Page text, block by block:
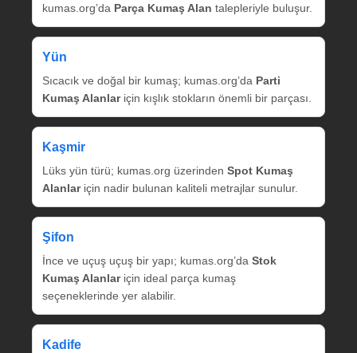
kumas.org’da Parça Kumaş Alan talepleriyle buluşur.
Yün
Sıcacık ve doğal bir kumaş; kumas.org’da Parti
Kumaş Alanlariçin kışlık stokların önemli bir parçası.
Kaşmir
Lüks yün türü; kumas.org üzerinden Spot Kumaş
Alanlariçin nadir bulunan kaliteli metrajlar sunulur.
Şifon
İnce ve uçuş uçuş bir yapı; kumas.org’da Stok
Kumaş Alanlariçin ideal parça kumaş
seçeneklerinde yer alabilir.
Kadife